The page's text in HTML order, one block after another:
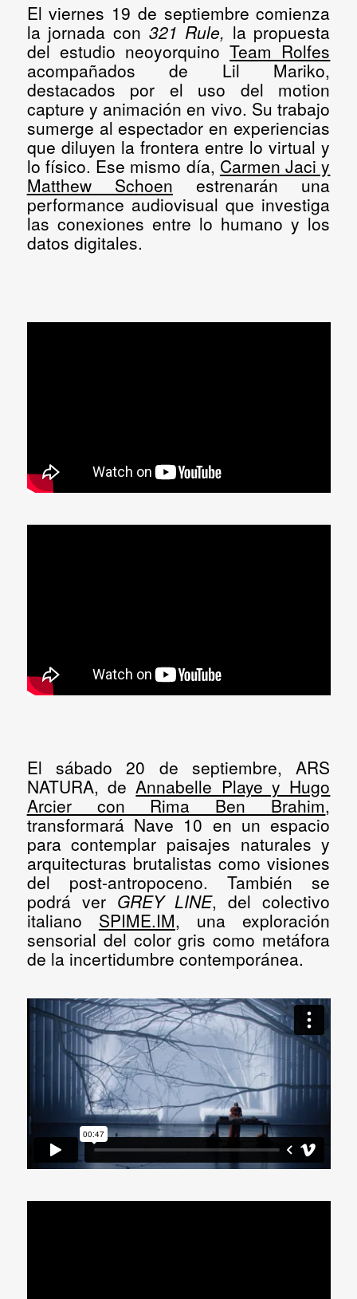
Elviernes 19 de septiembre comienza
la jornada con 321 Rule, la propuesta
del estudio neoyorquinoTeam Rolfes
acompañados de Lil Mariko,
destacados por el uso del motion
capture y animación en vivo. Su trabajo
sumerge al espectador en experiencias
que diluyen la frontera entre lo virtual y
lo físico. Ese mismo día, Carmen Jaci y
Matthew Schoen estrenarán una
performance audiovisual que investiga
las conexiones entre lo humano y los
datos digitales.
El sábado 20 de septiembre,ARS
NATURA, deAnnabelle Playe y Hugo
Arcier con Rima Ben Brahim,
transformará Nave 10 en un espacio
para contemplar paisajes naturales y
arquitecturas brutalistas como visiones
del post-antropoceno. También se
podrá ver GREY LINE, del colectivo
italiano SPIME.IM, una exploración
sensorial del color gris como metáfora
de la incertidumbre contemporánea.